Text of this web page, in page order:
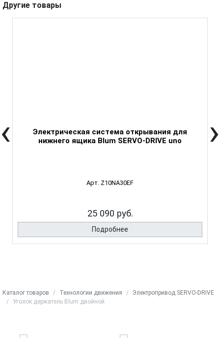
Другие товары
Электрическая система открывания для
нижнего ящика Blum SERVO-DRIVE uno
Арт. Z10NA30EF
25 090 руб.
Подробнее
‹ ›
Каталог товаров Технологии движения
Электропривод SERVO-DRIVE
Уголок держатель Blum двойной